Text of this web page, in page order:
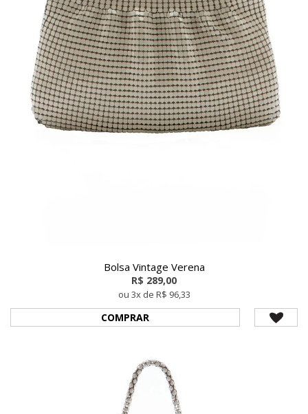
Bolsa Vintage Verena
R$ 289,00
ou 3x de R$ 96,33
COMPRAR